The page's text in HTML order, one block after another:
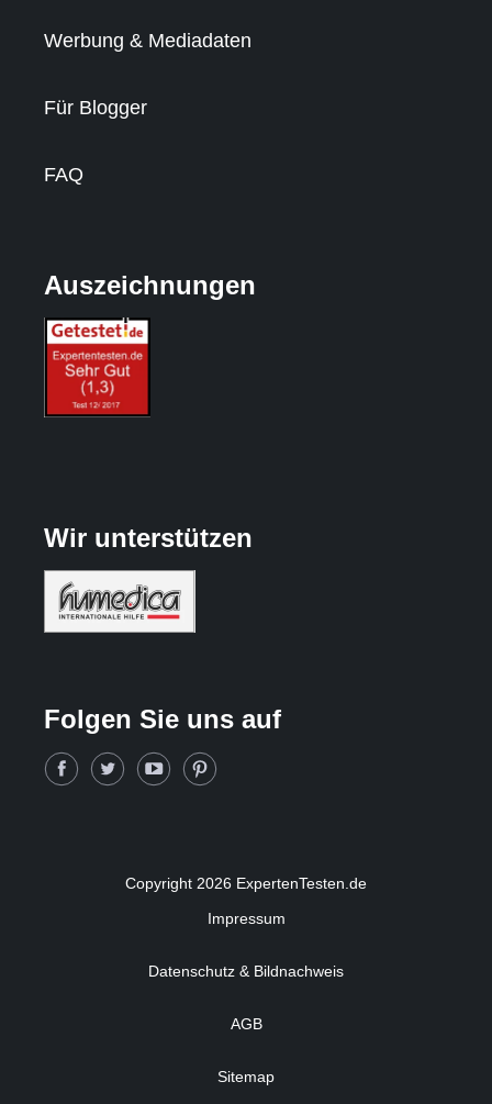
Werbung & Mediadaten
Für Blogger
FAQ
Auszeichnungen
Wir unterstützen
Folgen Sie uns auf
Copyright 2026 ExpertenTesten.de
Impressum
Datenschutz & Bildnachweis
AGB
Sitemap